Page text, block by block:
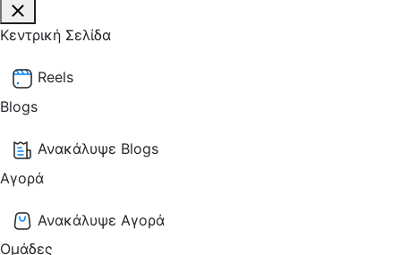
Κεντρική Σελίδα
Reels
Blogs
Ανακάλυψε Blogs
Αγορά
Ανακάλυψε Αγορά
Ομάδες